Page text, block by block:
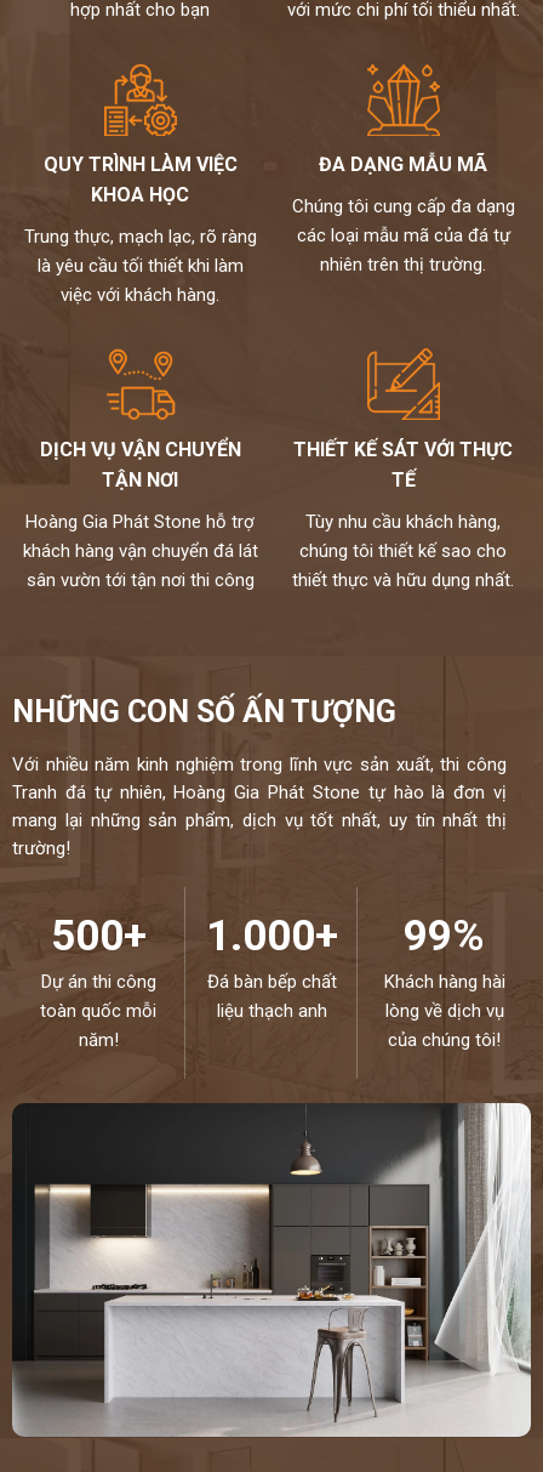
hợp nhất cho bạn với mức chi phí tối thiểu nhất.
QUY TRÌNH LÀM VIỆC
KHOA HỌC
Trung thực, mạch lạc, rõ ràng
là yêu cầu tối thiết khi làm
việc với khách hàng.
ĐA DẠNG MẪU MÃ
Chúng tôi cung cấp đa dạng
các loại mẫu mã của đá tự
nhiên trên thị trường.
DỊCH VỤ VẬN CHUYỂN
TẬN NƠI
Hoàng Gia Phát Stone hỗ trợ
khách hàng vận chuyển đá lát
sân vườn tới tận nơi thi công
THIẾT KẾ SÁT VỚI THỰC
TẾ
Tùy nhu cầu khách hàng,
chúng tôi thiết kế sao cho
thiết thực và hữu dụng nhất.
NHỮNG CON SỐ ẤN TƯỢNG
Với nhiều năm kinh nghiệm trong lĩnh vực sản xuất, thi công
Tranh đá tự nhiên, Hoàng Gia Phát Stone tự hào là đơn vị
mang lại những sản phẩm, dịch vụ tốt nhất, uy tín nhất thị
trường!
500+
Dự án thi công
toàn quốc mỗi
năm!
1.000+
Đá bàn bếp chất
liệu thạch anh
99%
Khách hàng hài
lòng về dịch vụ
của chúng tôi!